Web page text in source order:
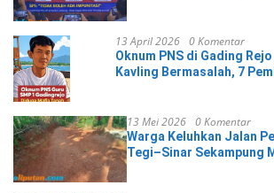
13 April 2026 0 Komentar
Oknum PNS di Gading
Kavling Bermasalah, 7
13 Mei 2026 0 Komentar
Warga Keluhkan Jalan
Tegi–Sinar Sekampung